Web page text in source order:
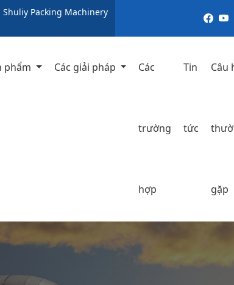
Packing Machinery
phẩm Các giải pháp Các
trường
hợp
Tin
tức
Câu
gặp